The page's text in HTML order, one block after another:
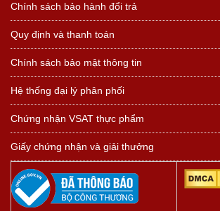
Chính sách bảo hành đổi trả
Quy định và thanh toán
Chính sách bảo mật thông tin
Hệ thống đại lý phân phối
Chứng nhận VSAT thực phẩm
Giấy chứng nhận và giải thưởng